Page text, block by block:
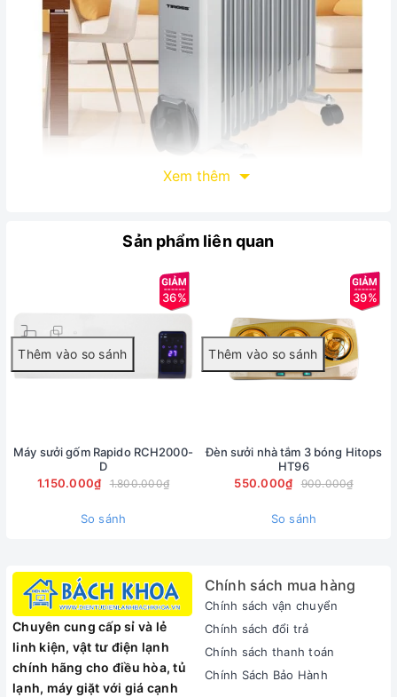
Chức năng bảo vệ khi quá nóng
Bánh xe di chuyển dễ dàng
Dầu trong máy thân thiện với môi trường
Xem thêm
Sản phẩm liên quan
36%
Máy sưởi gốm Rapido RCH2000-
D
1.150.000₫
1.800.000₫
So sánh
39%
Đèn sưởi nhà tắm 3 bóng Hitops
HT96
550.000₫
900.000₫
So sánh
Chuyên cung cấp sỉ và lẻ
linh kiện, vật tư điện lạnh
chính hãng cho điều hòa, tủ
lạnh, máy giặt với giá cạnh
Chính sách mua hàng
Chính sách vận chuyển
Chính sách đổi trả
Chính sách thanh toán
Chính Sách Bảo Hành